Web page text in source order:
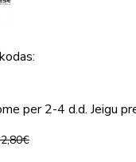
per 2-4 d.d. Jeigu